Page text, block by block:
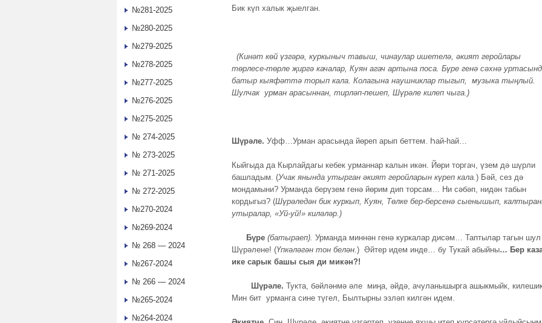
Бик күп халык җыелган.
(Кинәт көй үзгәрә, куркыныч тавыш, чинаулар ишетелә, әкият геройлары
төрлесе-төрле җиргә качалар, Куян агач артына поса. Бүре генә сәхнә
батыр кыяфәттә торып кала. Колагына наушниклар тыгып, музыка тыңлый.
Шулчак урман арасыннан, тирләп-пешеп, Шүрәле килеп чыга.)
Шүрәле. Уфф…Урман арасында йөреп арып беттем. Һай-һай…
Кыйгыда да Кырлайдагы кебек урманнар калын икән. Йөри торгач, үзем дә шүрли
башладым. (Учак янында утырган әкият геройларын күреп кала.) Бәй, сез дә
мондамыни? Урманда берүзем генә йөрим дип торсам… Ни сәбәп, нидән табын
кордыгыз? (Шүрәледән бик куркып, Куян, Төлке бер-берсенә сыенышып,
утыралар, «Уй-уй!» киләләр.)
Бүре (батыраеп). Урманда миннән генә куркалар дисәм… Таптылар тагын шул
Шүрәлене! (Үпкәләгән тон белән.) Әйтер идем инде… бу Тукай абыйны… Бер
ике сарык башы сыя ди микән?!
Шүрәле. Тукта, бәйләнмә әле миңа, әйдә, ачуланышырга ашыкмыйк,
Мин бит урманга сине түгел, Былтырны эзләп килгән идем.
№281-2025
№280-2025
№279-2025
№278-2025
№277-2025
№276-2025
№275-2025
№ 274-2025
№ 273-2025
№ 271-2025
№ 272-2025
№270-2024
№269-2024
№ 268 — 2024
№267-2024
№ 266 — 2024
№265-2024
№264-2024